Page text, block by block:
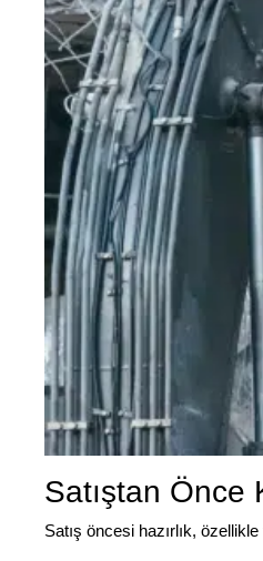
Satıştan Önce
Satış öncesi hazırlık,